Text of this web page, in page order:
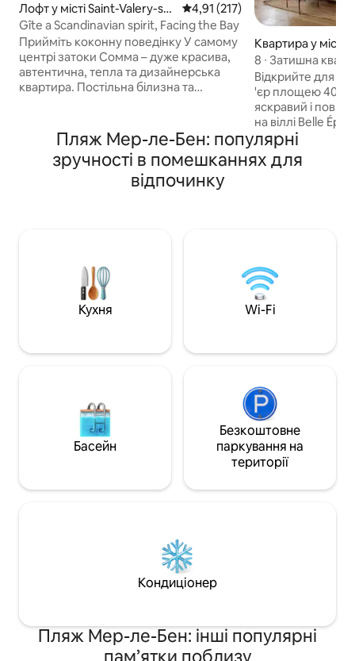
Лофт у місті Saint-Valery-sur
-Somme
Середня оцінка: 4,91 з 5,
4,91 (217)
Gîte a Scandinavian spirit, Facing the Bay
Прийміть коконну поведінку У самому
центрі затоки Сомма – дуже красива,
автентична, тепла та дизайнерська
квартира. Постільна білизна та
Обов’язково задекларуйте її. 😜 Цей
повністю відреставрований КОТЕДЖ
ПЛОЩЕЮ 120 кв. м пропонує
прекрасні об 'єми, а також панорамний
вид на затоку з місцем розташування
Квартира у місті
ains
8 ∙ Затишна
видом на море
Відкрийте для
'єр площею 40
яскравий і
на віллі Belle
еспланади та скель. З
зможете
прекрасним
Автономні входи
та рушники та
Пляж Мер-ле-Бен: популярні
зручності в помешканнях для
відпочинку
Кухня Wi-Fi
Басейн
Безкоштовне
паркування на
території
Кондиціонер
Пляж Мер-ле-Бен: інші популярні